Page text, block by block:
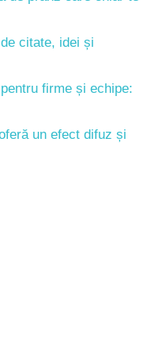
citate, idei și
firme și echipe:
un efect difuz și